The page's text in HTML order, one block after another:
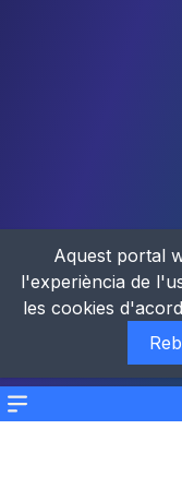
Menu
Aquest portal
l'experiència de
les cookies